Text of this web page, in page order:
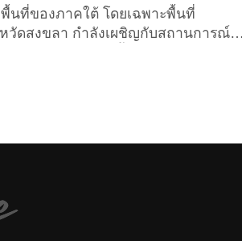
งภาคใต้ ซึ่งขณะนี้ยังอยู่ในระดับวิกฤต
ต้องอพยพออกจากบ้านพร้อมสัตว์เลี้ยง
นที่ของภาคใต้ โดยเฉพาะพื้นที่
วัดสงขลา กำลังเผชิญกับสถานการณ์
วบรวม 6 แอปฯ ติดตามสถานการณ์น้ำ
มช่วยเหลือ ที่ทุกคนควรมีติดเครื่องไว้
งบน “Android” และ...